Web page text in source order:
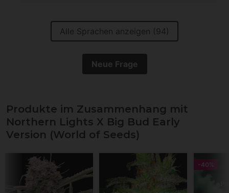
Alle Sprachen anzeigen (94)
Neue Frage
Produkte im Zusammenhang mit
Northern Lights X Big Bud Early
Version (World of Seeds)
-40%